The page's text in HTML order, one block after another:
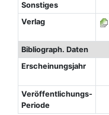
Sonstiges
Verlag
Bibliograph. Daten
Erscheinungsjahr
Veröffentlichungs-
Periode